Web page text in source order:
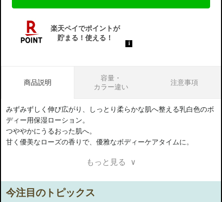
商品説明
容量・
カラー違い
注意事項
みずみずしく伸び広がり、しっとり柔らかな肌へ整える乳白色のボ
ディー用保湿ローション。
つややかにうるおった肌へ。
甘く優美なローズの香りで、優雅なボディーケアタイムに。
【商品の特徴】
みずみずしいテクスチャー-すっと伸びて、肌にしっかり浸透。
もっと見る ∨
今注目のトピックス